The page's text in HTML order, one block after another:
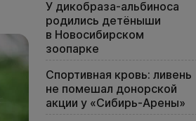
У дикобраза-альбиноса
родились детёныши
в Новосибирском
зоопарке
Спортивная кровь: ливень
не помешал донорской
акции у «Сибирь-Арены»